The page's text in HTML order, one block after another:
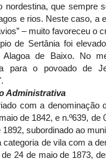
nordestina, que sempre
e rios. Neste caso, a
– muito favoreceu o
de Sertânia foi
Alagoa de Baixo. No
para o povoado de
Administrativa
com a denominação
de 1842, e n.º639, de
1892, subordinado ao
categoria de vila com a
de 24 de maio de 1873,